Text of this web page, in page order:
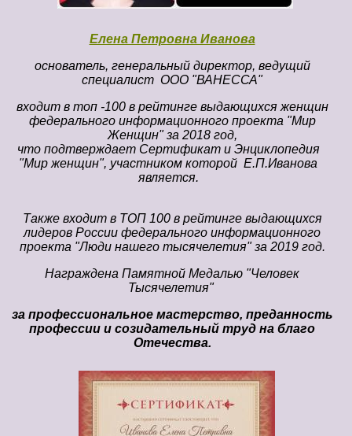
Елена Петровна Иванова
основатель, генеральный директор, ведущий
специалист ООО "ВАНЕССА"
входит в топ -100 в рейтинге выдающихся женщин
федерального информационного проекта "Мир
Женщин" за 2018 год,
что подтверждает Сертификат и Энциклопедия
"Мир женщин", участником которой Е.П.Иванова
является.
Также входит в ТОП 100 в рейтинге выдающихся
лидеров России федерального информационного
проекта "Люди нашего тысячелетия" за 2019 год.
Награждена Памятной Медалью "Человек
Тысячелетия"
за профессиональное мастерство, преданность
профессии и созидательный труд на благо
Отечества.